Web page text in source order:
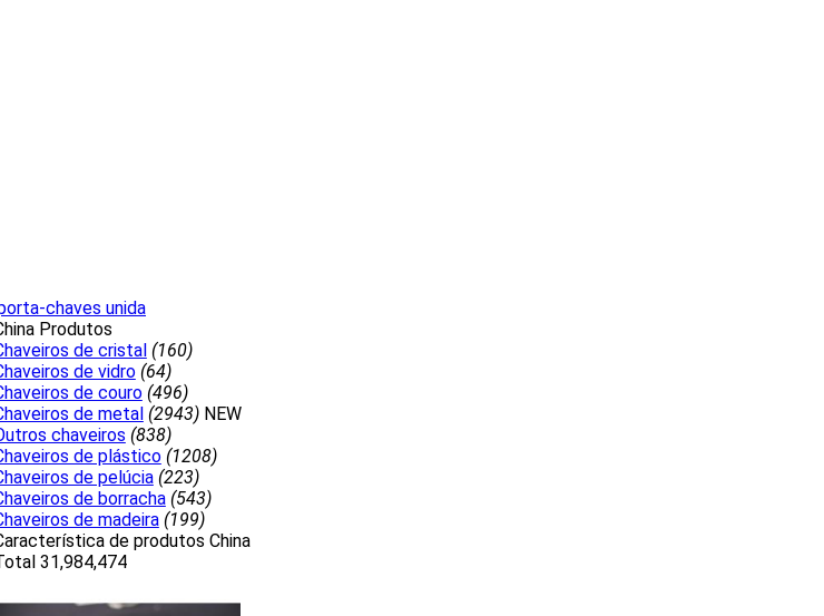
chaves unida
Produtos
de cristal (160)
de vidro (64)
de couro (496)
de metal (2943) NEW
chaveiros (838)
de plástico (1208)
de pelúcia (223)
de borracha (543)
de madeira (199)
de produtos China
31,984,474